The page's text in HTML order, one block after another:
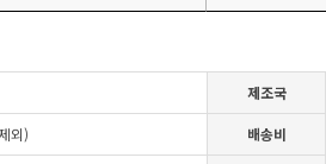
제조국
외) 배송비